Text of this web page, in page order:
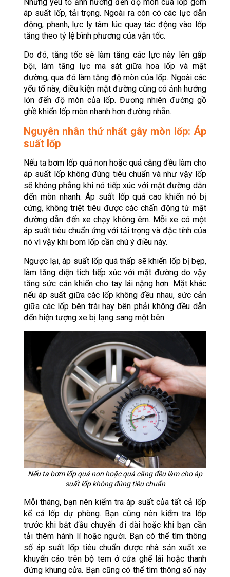
áp suất lốp, tải trọng. Ngoài ra còn có các lực dẫn
động, phanh, lực ly tâm lúc quay tác động vào lốp
tăng theo tỷ lệ bình phương của vận tốc.
Do đó, tăng tốc sẽ làm tăng các lực này lên gấp
bội, làm tăng lực ma sát giữa hoa lốp và mặt
đường, qua đó làm tăng độ mòn của lốp. Ngoài các
yếu tố này, điều kiện mặt đường cũng có ảnh hưởng
lớn đến độ mòn của lốp. Đương nhiên đường gồ
ghề khiến lốp mòn nhanh hơn đường nhẵn.
Nguyên nhân thứ nhất gây mòn lốp: Áp
suất lốp
Nếu ta bơm lốp quá non hoặc quá căng đều làm cho
áp suất lốp không đúng tiêu chuẩn và như vậy lốp
sẽ không phẳng khi nó tiếp xúc với mặt đường dẫn
đến mòn nhanh. Áp suất lốp quá cao khiến nó bị
cứng, không triệt tiêu được các chấn động từ mặt
đường dẫn đến xe chạy không êm. Mỗi xe có một
áp suất tiêu chuẩn ứng với tải trọng và đặc tính của
nó vì vậy khi bơm lốp cần chú ý điều này.
Ngược lại, áp suất lốp quá thấp sẽ khiến lốp bị bẹp,
làm tăng diện tích tiếp xúc với mặt đường do vậy
tăng sức cản khiến cho tay lái nặng hơn. Mặt khác
nếu áp suất giữa các lốp không đều nhau, sức cản
giữa các lốp bên trái hay bên phải không đều dẫn
đến hiện tượng xe bị lạng sang một bên.
Nếu ta bơm lốp quá non hoặc quá căng đều làm cho áp
suất lốp không đúng tiêu chuẩn
Mỗi tháng, bạn nên kiểm tra áp suất của tất cả lốp
kể cả lốp dự phòng. Bạn cũng nên kiểm tra lốp
trước khi bắt đầu chuyến đi dài hoặc khi bạn cần
tải thêm hành lí hoặc người. Bạn có thể tìm thông
số áp suất lốp tiêu chuẩn được nhà sản xuất xe
khuyến cáo trên bộ tem ở cửa ghế lái hoặc thanh
đứng khung cửa. Bạn cũng có thể tìm thông số này